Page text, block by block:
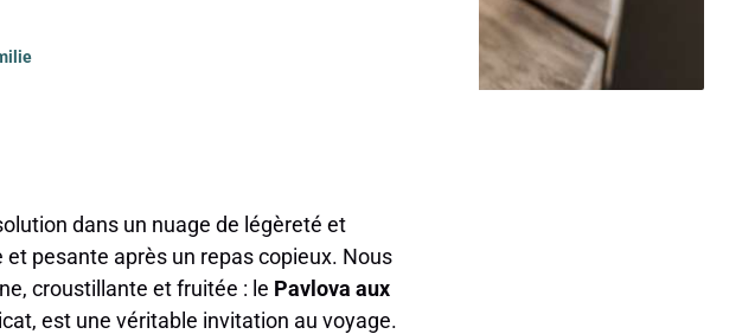
dans un nuage de légèreté et
pesante après un repas copieux. Nous
croustillante et fruitée : le Pavlova aux
est une véritable invitation au voyage.